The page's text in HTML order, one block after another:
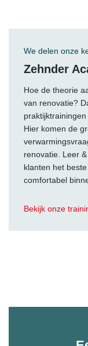
We delen onze
Zehnder
Hoe de theorie
van renovatie?
Hier komen de
renovatie. Leer
klanten het
comfortabel
Bekijk onze